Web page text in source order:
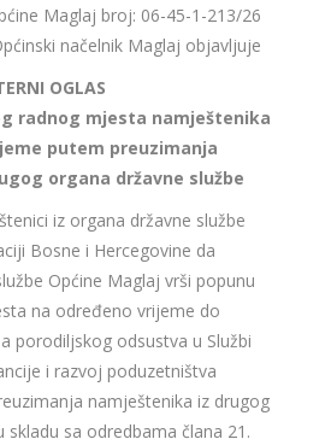
Maglaj broj: 06-45-1-213/26
načelnik Maglaj objavljuje
OGLAS
radnog mjesta namještenika
putem preuzimanja
organa državne službe
iz organa državne službe
Bosne i Hercegovine da
Općine Maglaj vrši popunu
na određeno vrijeme do
porodiljskog odsustva u Službi
i razvoj poduzetništva
namještenika iz drugog
skladu sa odredbama člana 21.